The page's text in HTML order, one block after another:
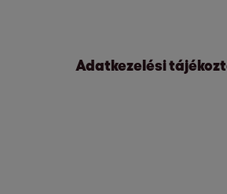
Adatkezelési